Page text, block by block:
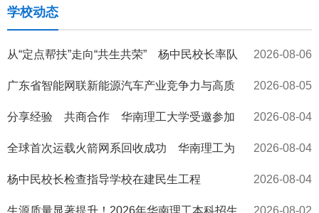
学校动态
从“定点帮扶”走向“共生共荣” 杨中民校长率队
赴云县调研
2026-08-06
广东省智能网联新能源汽车产业竞争力与高质
量发展战略研究项目启...
2026-08-05
分享经验 共商合作 华南理工大学受邀参加
中国—东盟教育交流周
2026-08-04
全球首次运载火箭网系回收成功 华南理工为
保障塔架结构安全运行...
2026-08-04
杨中民校长检查指导学校在建民生工程 2026-08-04
生源质量显著提升！2026年华南理工本科招生 2026-08-02